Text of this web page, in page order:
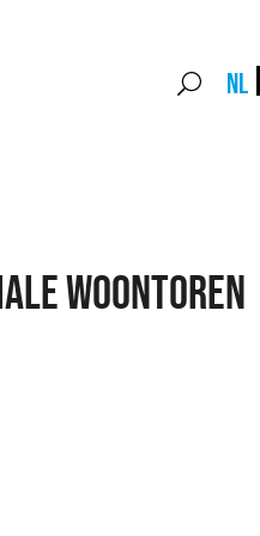
Search
Search
NL
WOONTOREN